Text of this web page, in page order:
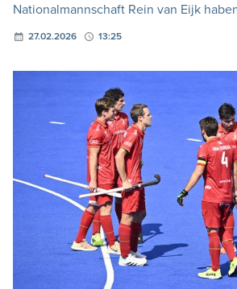
Nationalmannschaft Rein van Eijk
27.02.2026 13:25